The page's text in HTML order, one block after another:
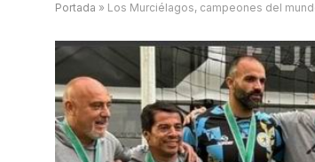
Portada » Los Murciélagos, campeones del